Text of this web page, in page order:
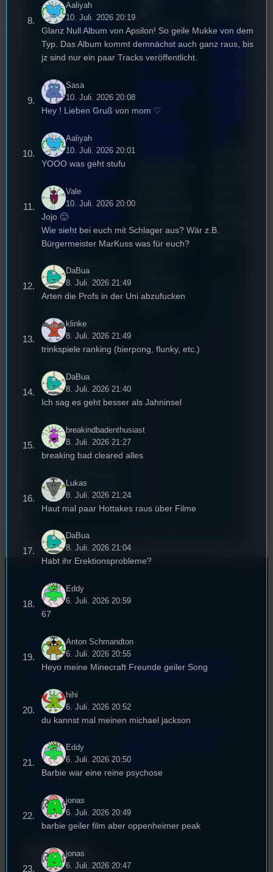
Festivals
Interview, Kultur ,
Veranstaltungen
Sao-Mai Sol
44.
Stummfil
mwoche
2026: Ein
Interview
mit der
Festivalle
iterin
Die
Stummfilmwoche in
Regensburg ist das
älteste
Deutschland und
wurde auch mit
dem deutschen
2022 gekürt. Diesen
Sommer geht das
Festival in die 44.
die Festivalleitung,
hat sich für uns Zeit
genommen um die
wichtigsten Fragen
rund um das Event
zu beantworten.
Tom Sawitzki
Techn
o
ive in
Regensburg
Tom für den
Das
Erste
live für euch
FAQ
Satzung
Datenschutz
Cookie-Richtlinie
(EU)
EPK & Presse
station!
Studentenfunk
Universitätsstraße 31
Aaliyah
10. Juli. 2026 20:19
Glanz Null Album von Apsilon! So geile Mukke von dem
Typ. Das Album kommt demnächst auch ganz raus, bis
jz sind nur ein paar Tracks veröffentlicht.
Sasa
10. Juli. 2026 20:08
Hey ! Lieben Gruß von mom ♡
Aaliyah
10. Juli. 2026 20:01
YOOO was geht stufu
Vale
10. Juli. 2026 20:00
Jojo 🙂
Wie sieht bei euch mit Schlager aus? Wär z.B.
Bürgermeister MarKuss was für euch?
DaBua
8. Juli. 2026 21:49
Arten die Profs in der Uni abzufucken
klinke
8. Juli. 2026 21:49
trinkspiele ranking (bierpong, flunky, etc.)
DaBua
8. Juli. 2026 21:40
Ich sag es geht besser als Jahninsel
breakindbadenthusiast
8. Juli. 2026 21:27
breaking bad cleared alles
Lukas
8. Juli. 2026 21:24
Haut mal paar Hottakes raus über Filme
DaBua
8. Juli. 2026 21:04
Habt ihr Erektionsprobleme?
Eddy
6. Juli. 2026 20:59
67
Anton Schmandton
6. Juli. 2026 20:55
Heyo meine Minecraft Freunde geiler Song
hihi
6. Juli. 2026 20:52
du kannst mal meinen michael jackson
Eddy
6. Juli. 2026 20:50
Barbie war eine reine psychose
jonas
6. Juli. 2026 20:49
barbie geiler film aber oppenheimer peak
jonas
6. Juli. 2026 20:47